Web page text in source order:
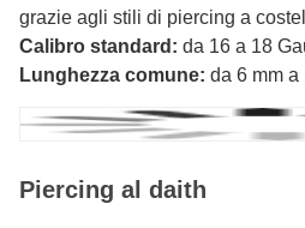
grazie agli stili di piercing a
Calibro standard: da 16 a 18
Lunghezza comune: da 6 mm a
Piercing al daith